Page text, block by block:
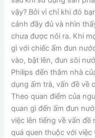
vậy? Bởi vì chỉ khi đó
cảnh đầy đủ và nhìn
chưa được nói ra. Khi
gì với chiếc ấm đun
vào, bật lên, đun sôi
Philips đến thăm nhà
dụng ấm trà, vấn đề về
Theo quan điểm của
quan gì đến ấm đun
việc lên tiếng về vấn
quá quen thuộc với